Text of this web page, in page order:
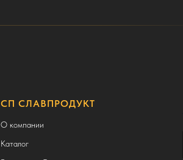
СП СЛАВПРОДУКТ
О компании
Каталог